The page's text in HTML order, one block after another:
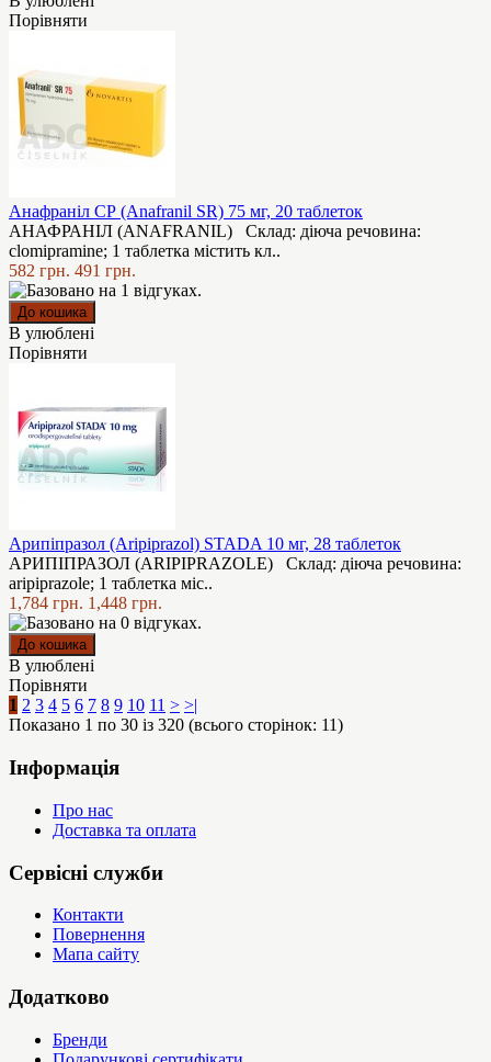
Порівняти
Анафраніл СР (Anafranil SR) 75 мг, 20 таблеток
АНАФРАНІЛ (ANAFRANIL) Cклад: діюча речовина:
clomipramine; 1 таблетка містить кл..
582 грн. 491 грн.
В улюблені
Порівняти
Арипіпразол (Aripiprazol) STADA 10 мг, 28 таблеток
АРИПІПРАЗОЛ (ARIPIPRAZOLE) Склад: діюча речовина:
аripiprazole; 1 таблетка міс..
1,784 грн. 1,448 грн.
В улюблені
Порівняти
1 2 3 4 5 6 7 8 9 10 11 > >|
Показано 1 по 30 із 320 (всього сторінок: 11)
Інформація
Про нас
Доставка та оплата
Сервісні служби
Контакти
Повернення
Мапа сайту
Додатково
Бренди